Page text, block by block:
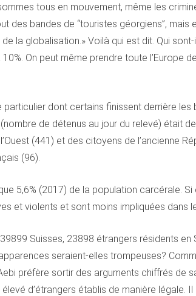
tous en mouvement, même les
des bandes de “touristes géorgiens”,
la globalisation.» Voilà qui est dit. Qui
On peut même prendre toute l’Europe
particulier dont certains finissent derrière
de détenus au jour du relevé) était
(441) et des citoyens de l’ancienne
(96).
5,6% (2017) de la population carcérale.
et violents et sont moins impliquées dans
Suisses, 23898 étrangers résidents
seraient-elles trompeuses?
préfère sortir des arguments chiffrés de
d’étrangers établis de manière légale.